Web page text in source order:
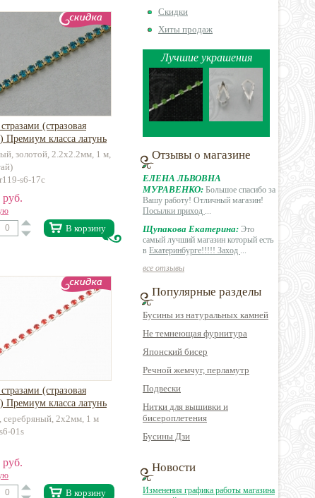
(стразовая
Премиум класса латунь
золотой, 2.2х2.2мм, 1 м,
s6-17c
руб.
В корзину
(стразовая
Премиум класса латунь
серебряный, 2х2мм, 1 м
01s
руб.
В корзину
Скидки
Хиты продаж
Лучшие украшения
Отзывы о магазине
ЕЛЕНА ЛЬВОВНА
МУРАВЕНКО: Большое спасибо за
Вашу работу! Отличный магазин!
Посылки приход ...
Щупакова Екатерина: Это
самый лучший магазин который есть
в Екатеринбурге!!!!! Заход ...
все отзывы
Популярные разделы
Бусины из натуральных камней
Не темнеющая фурнитура
Японский бисер
Речной жемчуг, перламутр
Подвески
Нитки для вышивки и
бисероплетения
Бусины Дзи
Новости
Изменения графика работы магазина